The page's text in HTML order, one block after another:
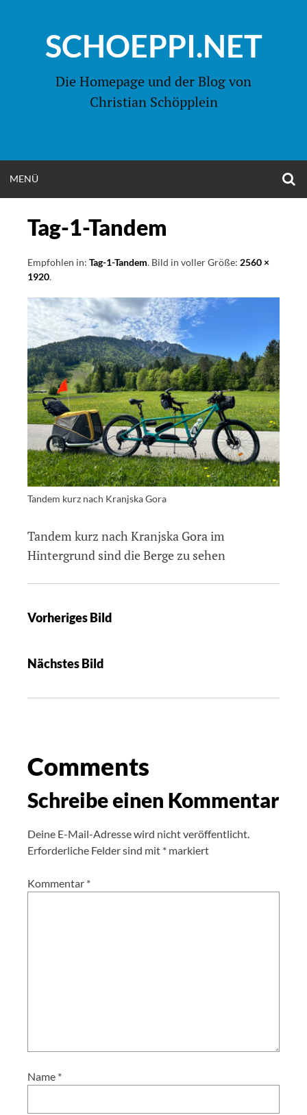
springenSCHOEPPI.NET
Die Homepage und der Blog von
Christian Schöpplein
MENÜ
Tag-1-Tandem
Empfohlen in: Tag-1-Tandem. Bild in voller Größe: 2560 ×
1920.
Tandem kurz nach Kranjska Gora
Tandem kurz nach Kranjska Gora im
Hintergrund sind die Berge zu sehen
Vorheriges Bild
Nächstes Bild
Comments
Schreibe einen Kommentar
Deine E-Mail-Adresse wird nicht veröffentlicht.
Erforderliche Felder sind mit * markiert
Kommentar *
Name *